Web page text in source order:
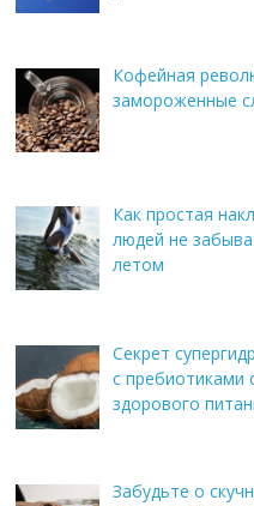
Кофейная
замороженные
Как простая
людей не
летом
Секрет
с пребиотиками
здорового
Забудьте о